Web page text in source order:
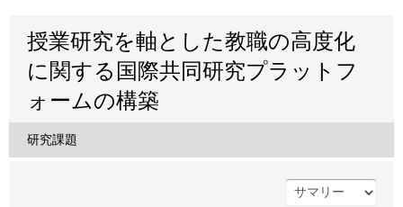
授業研究を軸とした教職の高度化
に関する国際共同研究プラットフ
ォームの構築
研究課題